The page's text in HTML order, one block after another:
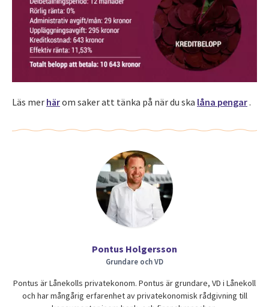
Läs mer härom saker att tänka på när du ska låna pengar.
Pontus Holgersson
Grundare och VD
Pontus är Lånekolls privatekonom. Pontus är grundare, VD i Lånekoll
och har mångårig erfarenhet av privatekonomisk rådgivning till